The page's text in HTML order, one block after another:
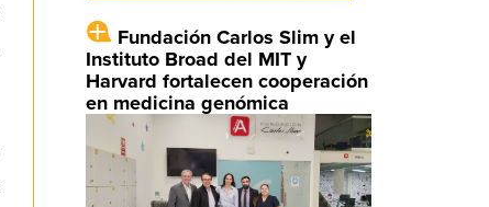
Fundación Carlos Slim y el
Instituto Broad del MIT y
Harvard fortalecen cooperación
en medicina genómica